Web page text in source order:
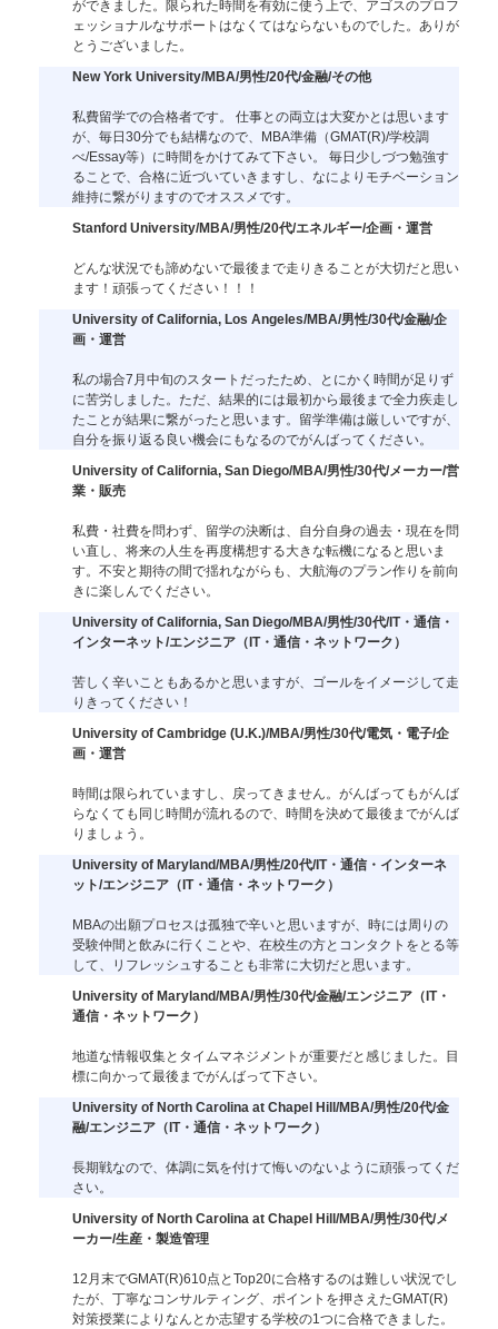
ができました。限られた時間を有効に使う上で、アゴスのプロフ
ェッショナルなサポートはなくてはならないものでした。ありが
とうございました。
New York University/MBA/男性/20代/金融/その他
私費留学での合格者です。 仕事との両立は大変かとは思います
が、毎日30分でも結構なので、MBA準備（GMAT(R)/学校調
べ/Essay等）に時間をかけてみて下さい。 毎日少しづつ勉強す
ることで、合格に近づいていきますし、なによりモチベーション
維持に繋がりますのでオススメです。
Stanford University/MBA/男性/20代/エネルギー/企画・運営
どんな状況でも諦めないで最後まで走りきることが大切だと思い
ます！頑張ってください！！！
University of California, Los Angeles/MBA/男性/30代/金融/企
画・運営
私の場合7月中旬のスタートだったため、とにかく時間が足りず
に苦労しました。ただ、結果的には最初から最後まで全力疾走し
たことが結果に繋がったと思います。留学準備は厳しいですが、
自分を振り返る良い機会にもなるのでがんばってください。
University of California, San Diego/MBA/男性/30代/メーカー/営
業・販売
私費・社費を問わず、留学の決断は、自分自身の過去・現在を問
い直し、将来の人生を再度構想する大きな転機になると思いま
す。不安と期待の間で揺れながらも、大航海のプラン作りを前向
きに楽しんでください。
University of California, San Diego/MBA/男性/30代/IT・通信・
インターネット/エンジニア（IT・通信・ネットワーク）
苦しく辛いこともあるかと思いますが、ゴールをイメージして走
りきってください！
University of Cambridge (U.K.)/MBA/男性/30代/電気・電子/企
画・運営
時間は限られていますし、戻ってきません。がんばってもがんば
らなくても同じ時間が流れるので、時間を決めて最後までがんば
りましょう。
University of Maryland/MBA/男性/20代/IT・通信・インターネ
ット/エンジニア（IT・通信・ネットワーク）
MBAの出願プロセスは孤独で辛いと思いますが、時には周りの
受験仲間と飲みに行くことや、在校生の方とコンタクトをとる等
して、リフレッシュすることも非常に大切だと思います。
University of Maryland/MBA/男性/30代/金融/エンジニア（IT・
通信・ネットワーク）
地道な情報収集とタイムマネジメントが重要だと感じました。目
標に向かって最後までがんばって下さい。
University of North Carolina at Chapel Hill/MBA/男性/20代/金
融/エンジニア（IT・通信・ネットワーク）
長期戦なので、体調に気を付けて悔いのないように頑張ってくだ
さい。
University of North Carolina at Chapel Hill/MBA/男性/30代/メ
ーカー/生産・製造管理
12月末でGMAT(R)610点とTop20に合格するのは難しい状況でし
たが、丁寧なコンサルティング、ポイントを押さえたGMAT(R)
対策授業によりなんとか志望する学校の1つに合格できました。